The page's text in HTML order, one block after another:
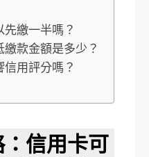
繳一半嗎？
款金額是多少？
用評分嗎？
信用卡可